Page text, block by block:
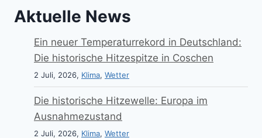
Aktuelle News
Ein neuer Temperaturrekord in Deutschland:
Die historische Hitzespitze in Coschen
2 Juli, 2026, Klima, Wetter
Die historische Hitzewelle: Europa im
Ausnahmezustand
2 Juli, 2026, Klima, Wetter